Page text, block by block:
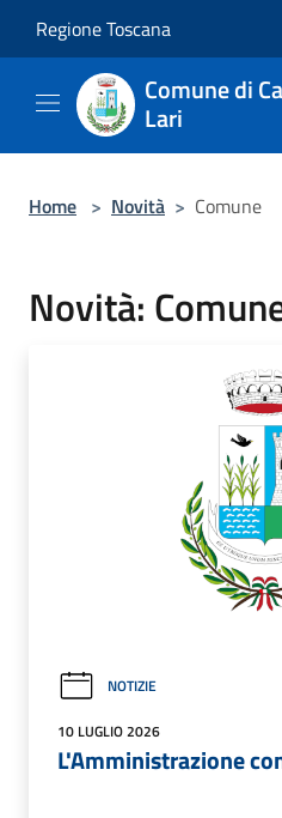
Regione Toscana
Comune di
Lari
Home > Novità > Comune
Novità:
NOTIZIE
10 LUGLIO 2026
L'Amministrazione